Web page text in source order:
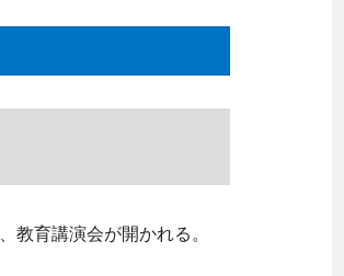
育講演会が開かれる。